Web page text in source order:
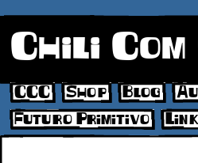
Chili
CCC Shop Blog
Futuro Primitivo